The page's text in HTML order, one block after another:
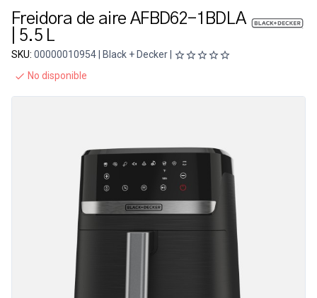
Freidora de aire AFBD62-1BDLA
| 5.5 L
SKU: 00000010954 | Black + Decker |
No disponible